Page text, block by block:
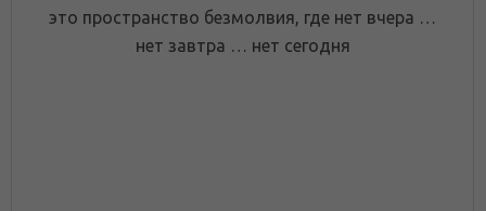
это пространство безмолвия, где нет вчера …
нет завтра … нет сегодня